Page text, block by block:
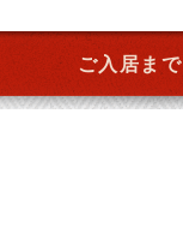
ご入居ま